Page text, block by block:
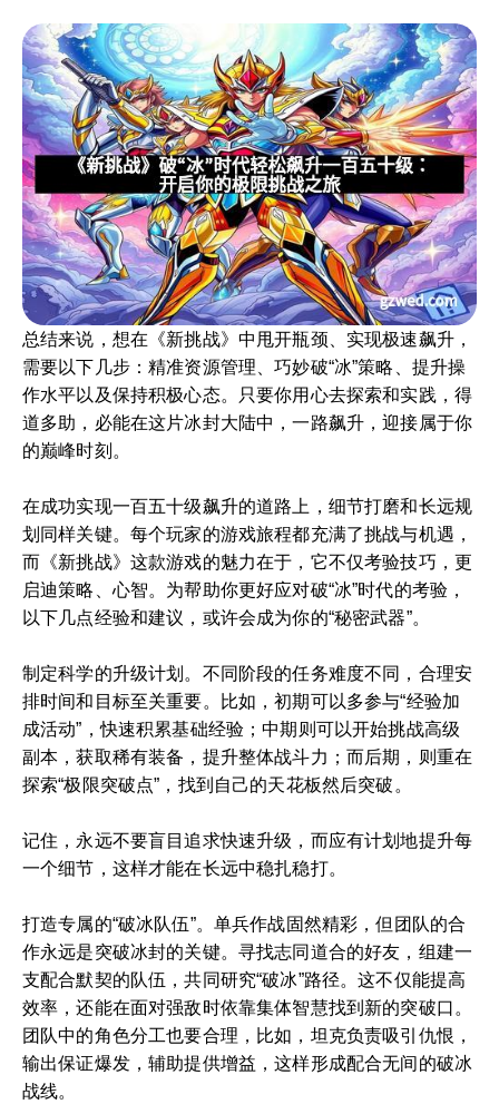
总结来说，想在《新挑战》中甩开瓶颈、实现极速飙升，
需要以下几步：精准资源管理、巧妙破“冰”策略、提升操
作水平以及保持积极心态。只要你用心去探索和实践，得
道多助，必能在这片冰封大陆中，一路飙升，迎接属于你
的巅峰时刻。
在成功实现一百五十级飙升的道路上，细节打磨和长远规
划同样关键。每个玩家的游戏旅程都充满了挑战与机遇，
而《新挑战》这款游戏的魅力在于，它不仅考验技巧，更
启迪策略、心智。为帮助你更好应对破“冰”时代的考验，
以下几点经验和建议，或许会成为你的“秘密武器”。
制定科学的升级计划。不同阶段的任务难度不同，合理安
排时间和目标至关重要。比如，初期可以多参与“经验加
成活动”，快速积累基础经验；中期则可以开始挑战高级
副本，获取稀有装备，提升整体战斗力；而后期，则重在
探索“极限突破点”，找到自己的天花板然后突破。
记住，永远不要盲目追求快速升级，而应有计划地提升每
一个细节，这样才能在长远中稳扎稳打。
打造专属的“破冰队伍”。单兵作战固然精彩，但团队的合
作永远是突破冰封的关键。寻找志同道合的好友，组建一
支配合默契的队伍，共同研究“破冰”路径。这不仅能提高
效率，还能在面对强敌时依靠集体智慧找到新的突破口。
团队中的角色分工也要合理，比如，坦克负责吸引仇恨，
输出保证爆发，辅助提供增益，这样形成配合无间的破冰
战线。